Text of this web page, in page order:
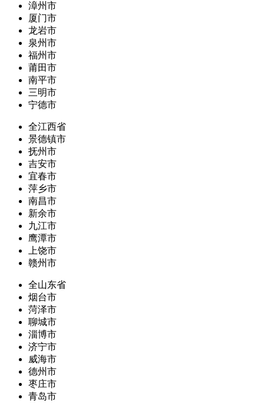
漳州市
厦门市
龙岩市
泉州市
福州市
莆田市
南平市
三明市
宁德市
全江西省
景德镇市
抚州市
吉安市
宜春市
萍乡市
南昌市
新余市
九江市
鹰潭市
上饶市
赣州市
全山东省
烟台市
菏泽市
聊城市
淄博市
济宁市
威海市
德州市
枣庄市
青岛市